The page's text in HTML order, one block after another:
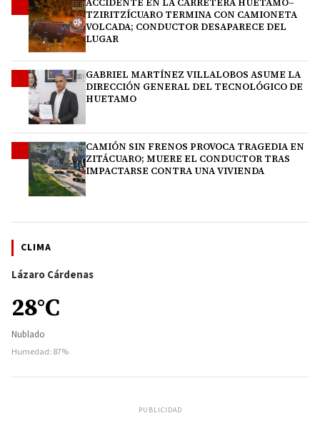
ACCIDENTE EN LA CARRETERA HUETAMO–
TZIRITZÍCUARO TERMINA CON CAMIONETA
VOLCADA; CONDUCTOR DESAPARECE DEL
LUGAR
GABRIEL MARTÍNEZ VILLALOBOS ASUME LA
DIRECCIÓN GENERAL DEL TECNOLÓGICO DE
HUETAMO
CAMIÓN SIN FRENOS PROVOCA TRAGEDIA EN
ZITÁCUARO; MUERE EL CONDUCTOR TRAS
IMPACTARSE CONTRA UNA VIVIENDA
CLIMA
Lázaro Cárdenas
28°C
Nublado
Humedad: 87%
PUBLICIDAD